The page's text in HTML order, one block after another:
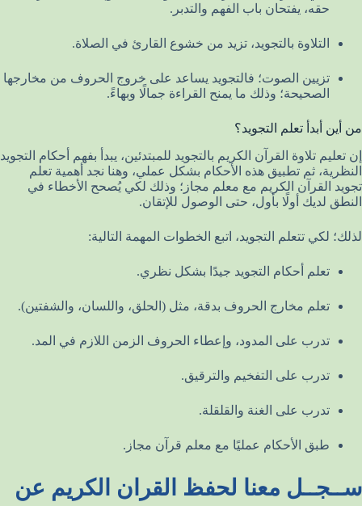
حقه، يفتحان باب الفهم والتدبر.
التلاوة بالتجويد، تزيد من خشوع القارئ في الصلاة.
تزيين الصوت؛ فالتجويد يساعد على خروج الحروف من مخارجها
الصحيحة؛ وذلك ما يمنح القراءة جمالًا وبهاءً.
من أين أبدأ تعلم التجويد؟
إن تعليم تلاوة القرآن الكريم بالتجويد للمبتدئين، يبدأ بفهم أحكام التجويد
النظرية، ثم تطبيق هذه الأحكام بشكل عملي، وهنا نجد أهمية تعلم
تجويد القرآن الكريم مع معلم مجاز؛ وذلك لكي يُصحح الأخطاء في
النطق لديك أولًا بأول، حتى الوصول للإتقان.
لذلك؛ لكي تتعلم التجويد، اتبع الخطوات المهمة التالية:
تعلم أحكام التجويد جيدًا بشكل نظري.
تعلم مخارج الحروف بدقة، مثل (الحلق، واللسان، والشفتين).
تدرب على المدود، وإعطاء الحروف الزمن اللازم في المد.
تدرب على التفخيم والترقيق.
تدرب على الغنة والقلقلة.
طبق الأحكام عمليًا مع معلم قرآن مجاز.
ســجــل معنا لحفظ القران الكريم عن